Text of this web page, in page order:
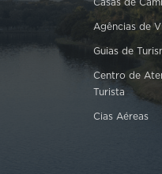
Casas de
Agências de
Guias de
Centro de
Turista
Cias Aéreas